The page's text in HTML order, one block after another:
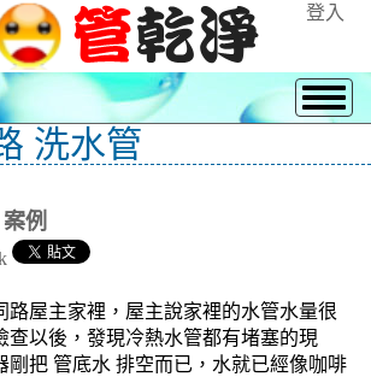
登入
洗水管
例
路屋主家裡，屋主說家裡的水管水量很
查以後，發現冷熱水管都有堵塞的現
剛把 管底水 排空而已，水就已經像咖啡